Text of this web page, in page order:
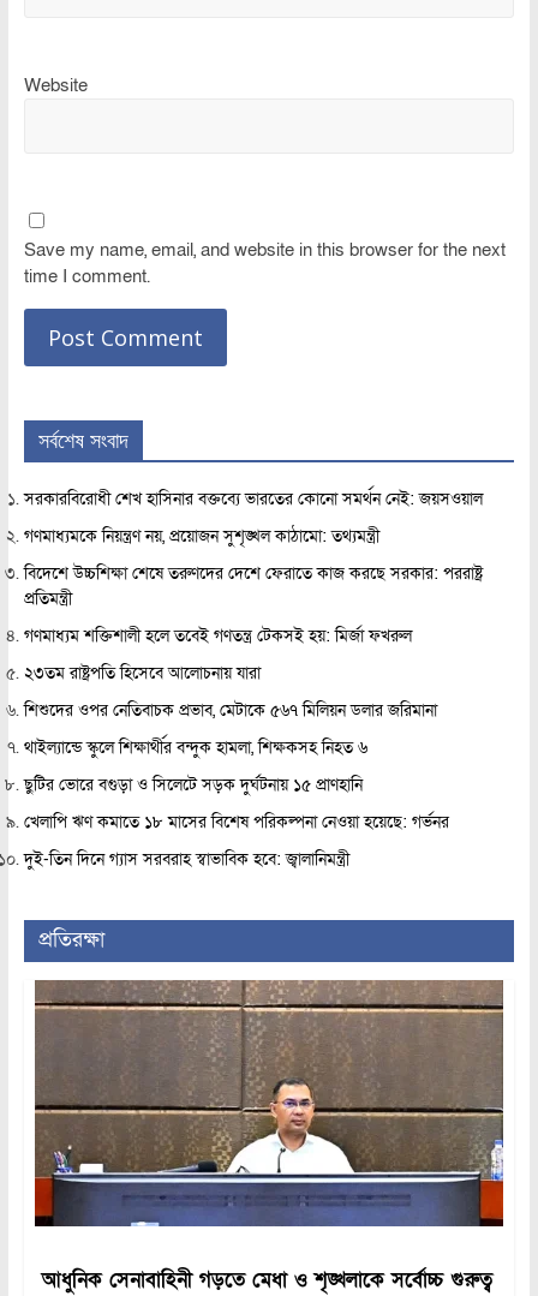
Website
Save my name, email, and website in this browser for the next
time I comment.
সর্বশেষ সংবাদ
সরকারবিরোধী শেখ হাসিনার বক্তব্যে ভারতের কোনো সমর্থন নেই: জয়সওয়াল
গণমাধ্যমকে নিয়ন্ত্রণ নয়, প্রয়োজন সুশৃঙ্খল কাঠামো: তথ্যমন্ত্রী
বিদেশে উচ্চশিক্ষা শেষে তরুণদের দেশে ফেরাতে কাজ করছে সরকার: পররাষ্ট্র
প্রতিমন্ত্রী
গণমাধ্যম শক্তিশালী হলে তবেই গণতন্ত্র টেকসই হয়: মির্জা ফখরুল
২৩তম রাষ্ট্রপতি হিসেবে আলোচনায় যারা
শিশুদের ওপর নেতিবাচক প্রভাব, মেটাকে ৫৬৭ মিলিয়ন ডলার জরিমানা
থাইল্যান্ডে স্কুলে শিক্ষার্থীর বন্দুক হামলা, শিক্ষকসহ নিহত ৬
ছুটির ভোরে বগুড়া ও সিলেটে সড়ক দুর্ঘটনায় ১৫ প্রাণহানি
খেলাপি ঋণ কমাতে ১৮ মাসের বিশেষ পরিকল্পনা নেওয়া হয়েছে: গর্ভনর
দুই-তিন দিনে গ্যাস সরবরাহ স্বাভাবিক হবে: জ্বালানিমন্ত্রী
প্রতিরক্ষা
আধুনিক সেনাবাহিনী গড়তে মেধা ও শৃঙ্খলাকে সর্বোচ্চ গুরুত্ব